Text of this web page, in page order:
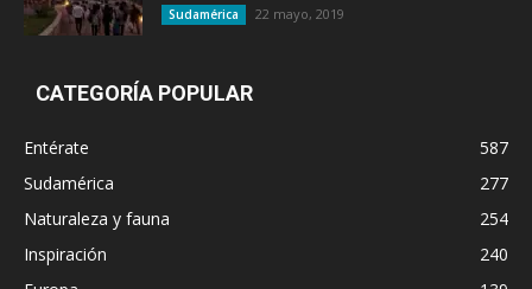
Sudamérica 22 mayo, 2019
CATEGORÍA POPULAR
Entérate
587
Sudamérica
277
Naturaleza y fauna
254
Inspiración
240